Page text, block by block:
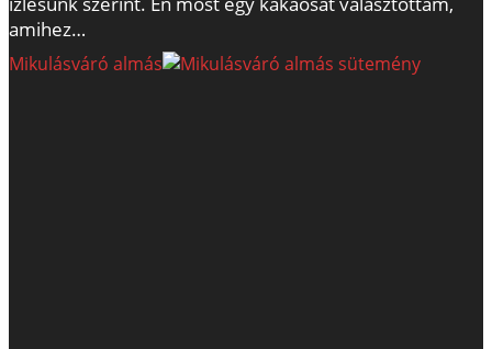
amihez…
Mikulásváró almás